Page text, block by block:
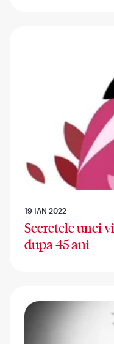
19 IAN 2022
Secretele unei
dupa 45 ani